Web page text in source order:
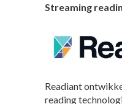
Streaming
Readiant
reading